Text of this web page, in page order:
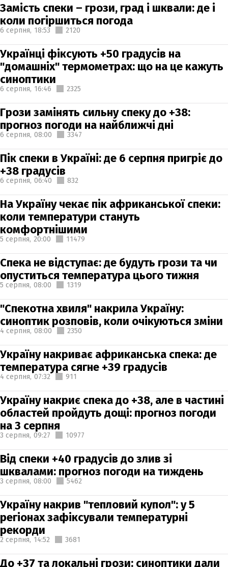
Замість спеки – грози, град і шквали: де і
коли погіршиться погода
6 серпня, 18:53 2120
Українці фіксують +50 градусів на
"домашніх" термометрах: що на це кажуть
синоптики
6 серпня, 16:46 2325
Грози замінять сильну спеку до +38:
прогноз погоди на найближчі дні
6 серпня, 08:00 3347
Пік спеки в Україні: де 6 серпня пригріє до
+38 градусів
6 серпня, 06:40 832
На Україну чекає пік африканської спеки:
коли температури стануть
комфортнішими
5 серпня, 20:00 11479
Спека не відступає: де будуть грози та чи
опуститься температура цього тижня
5 серпня, 08:00 1319
"Спекотна хвиля" накрила Україну:
синоптик розповів, коли очікуються зміни
4 серпня, 08:00 2350
Україну накриває африканська спека: де
температура сягне +39 градусів
4 серпня, 07:32 911
Україну накриє спека до +38, але в частині
областей пройдуть дощі: прогноз погоди
на 3 серпня
3 серпня, 09:27 10977
Від спеки +40 градусів до злив зі
шквалами: прогноз погоди на тиждень
3 серпня, 08:00 5462
Україну накрив "тепловий купол": у 5
регіонах зафіксували температурні
рекорди
2 серпня, 14:52 3681
До +37 та локальні грози: синоптики дали